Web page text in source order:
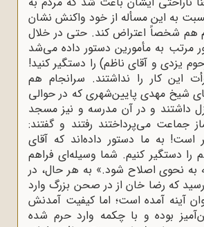
به این مسأله از خود واکنش نشان
هم شخصاً اعتراض کند. حتى در خلال
مرتب به مأمورین دستور داده مى‌شد
یزدى و آقاى ناظم) را دستگیر کنید!
این کار را نداشتند. سرانجام هم
شیخ مهدى پایین‌شهرى که در حوالى
داشتند و در آن مدرسه و نیز مسجد
جماعت مى‌پرداختند رفتند و گفتند:
به ما دستور داده‌اند که آقاى
را دستگیر کنیم. شما وسیله‌اى فراهم
به نحوى اصلاح شود.» به هر حال، در
که رضا خان از در صحن بزرگ وارد
آینه آمده است؛ اما کیفیت آمدنش
بوده و با چکمه وارد حرم شده